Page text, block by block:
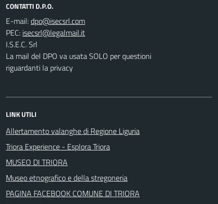
CONTATTI D.P.O.
E-mail:
PEC:
I.S.E.C. Srl
La mail del DPO va usata SOLO per questioni
riguardanti la privacy
LINK UTILI
Allertamento valanghe di Regione Liguria
Triora Experience - Esplora Triora
MUSEO DI TRIORA
Museo etnografico e della stregoneria
PAGINA FACEBOOK COMUNE DI TRIORA